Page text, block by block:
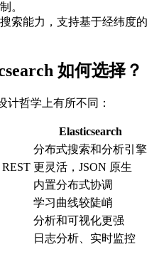
。
搜索能力，支持基于经纬度的
如何选择？
计哲学上有所不同：
Elasticsearch
分布式搜索和分析引擎
更灵活，JSON 原生
内置分布式协调
学习曲线较陡峭
分析和可视化更强
日志分析、实时监控